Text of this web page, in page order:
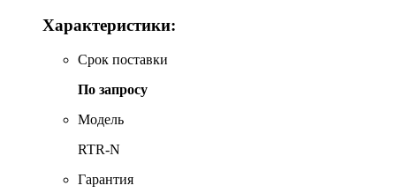
Характеристики:
Срок поставки
По запросу
Модель
RTR-N
Гарантия